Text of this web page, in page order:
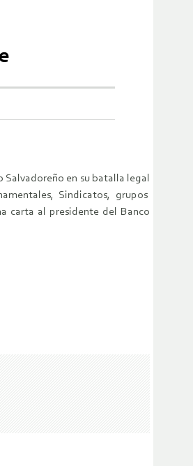
en su batalla legal
Sindicatos, grupos
carta al presidente del Banco